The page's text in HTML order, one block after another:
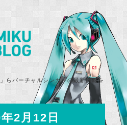
らバーチャルシンガーの最新情報を
2月12日